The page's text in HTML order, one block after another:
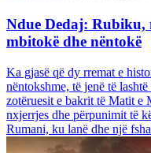
Ndue Dedaj: Rubiku,
mbitokë dhe nëntokë
Ka gjasë që dy rremat e
nëntokshme, të jenë të
zotëruesit e bakrit të Matit e
nxjerrjes dhe përpunimit të
Rumani, ku lanë dhe një